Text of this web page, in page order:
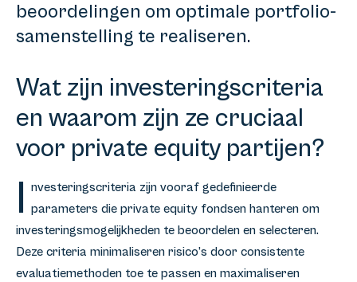
beoordelingen om optimale portfolio-
samenstelling te realiseren.
Wat zijn investeringscriteria
en waarom zijn ze cruciaal
voor private equity partijen?
I nvesteringscriteria zijn vooraf gedefinieerde
parameters die private equity fondsen hanteren om
investeringsmogelijkheden te beoordelen en selecteren.
Deze criteria minimaliseren risico’s door consistente
evaluatiemethoden toe te passen en maximaliseren